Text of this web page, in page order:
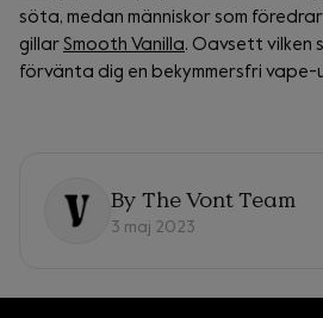
söta, medan människor som
gillar Smooth Vanilla. Oavsett vilken
förvänta dig en bekymmersfri vape-
By The Vont Team
3 maj 2023